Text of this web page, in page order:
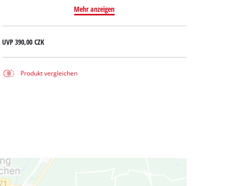
Mehr anzeigen
UVP390,00 CZK
Produkt vergleichen